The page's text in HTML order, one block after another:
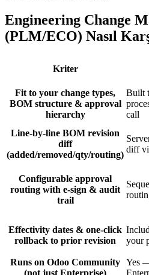
Engineering Change
(PLM/ECO) Nasıl
Kriter
Fit to your change types,
BOM structure & approval
hierarchy
Built
call
Line-by-line BOM revision
diff
(added/removed/qty/routing)
diff
Configurable approval
routing with e-sign & audit
trail
Effectivity dates & one-click
rollback to prior revision
your
Runs on Odoo Community
(not just Enterprise)
Yes